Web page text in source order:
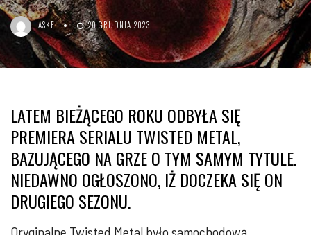
ASKE 20 GRUDNIA 2023
LATEM BIEŻĄCEGO ROKU ODBYŁA SIĘ
PREMIERA SERIALU TWISTED METAL,
BAZUJĄCEGO NA GRZE O TYM SAMYM TYTULE.
NIEDAWNO OGŁOSZONO, IŻ DOCZEKA SIĘ ON
DRUGIEGO SEZONU.
Oryginalne Twisted Metal było samochodową